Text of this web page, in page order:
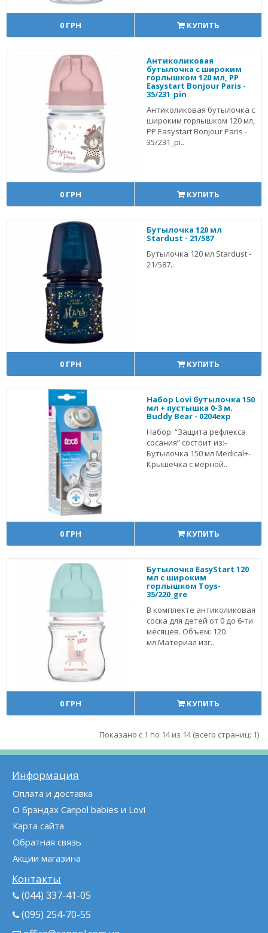
0 ГРН КУПИТЬ
Антиколиковая
бутылочка с широким
горлышком 120 мл, PP
Easystart Bonjour Paris -
35/231_pin
Антиколиковая бутылочка с
широким горлышком 120 мл,
PP Easystart Bonjour Paris -
35/231_pi..
0 ГРН КУПИТЬ
Бутылочка 120 мл
Stardust - 21/587
Бутылочка 120 мл Stardust -
21/587..
0 ГРН КУПИТЬ
Набор Lovi бутылочка 150
мл + пустышка 0-3 м.
Buddy Bear - 0204exp
Набор: “Защита рефлекса
сосания” состоит из:-
Бутылочка 150 мл Мedical+-
Крышечка с мерной..
0 ГРН КУПИТЬ
Бутылочка EasyStart 120
мл с широким
горлышком Toys-
35/220_gre
В комплекте антиколиковая
соска для детей от 0 до 6-ти
месяцев. Объем: 120
мл.Материал изг..
0 ГРН КУПИТЬ
Показано с 1 по 14 из 14 (всего страниц: 1)
Информация
Оплата и доставка
О брэндах Canpol babies и Lovi
Карта сайта
Обратная связь
Акции магазина
Контакты
(044) 337-41-05
(095) 254-70-55